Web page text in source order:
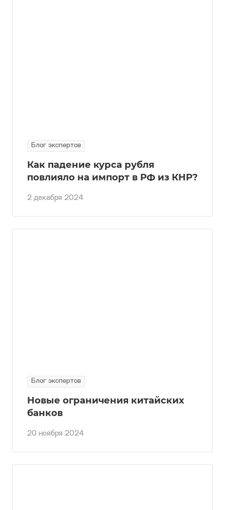
Блог экспертов
2 декабря 2024
Как падение курса рубля
повлияло на импорт в РФ из КНР?
Блог экспертов
20 ноября 2024
Новые ограничения китайских
банков